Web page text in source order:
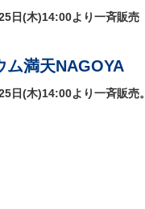
日(木)14:00より一斉販売
ム満天NAGOYA
日(木)14:00より一斉販売。